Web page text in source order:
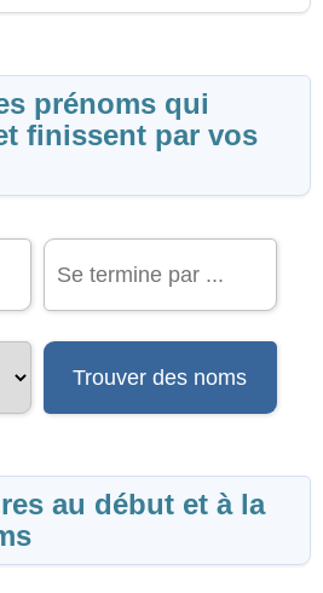
prénoms qui
finissent par vos
Trouver des noms
au début et à la